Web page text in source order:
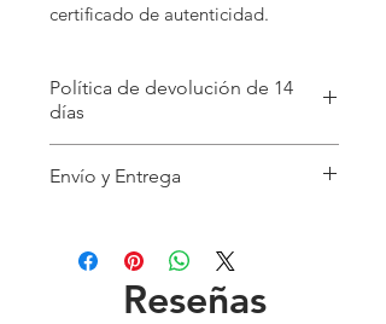
certificado de autenticidad.
Política de devolución de 14
días
Envío y Entrega
una vez realizado el pago.
Reino Unido (hasta dos días
Reseñas